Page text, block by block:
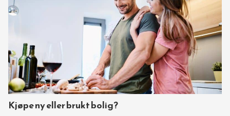
Kjøpe ny eller brukt bolig?